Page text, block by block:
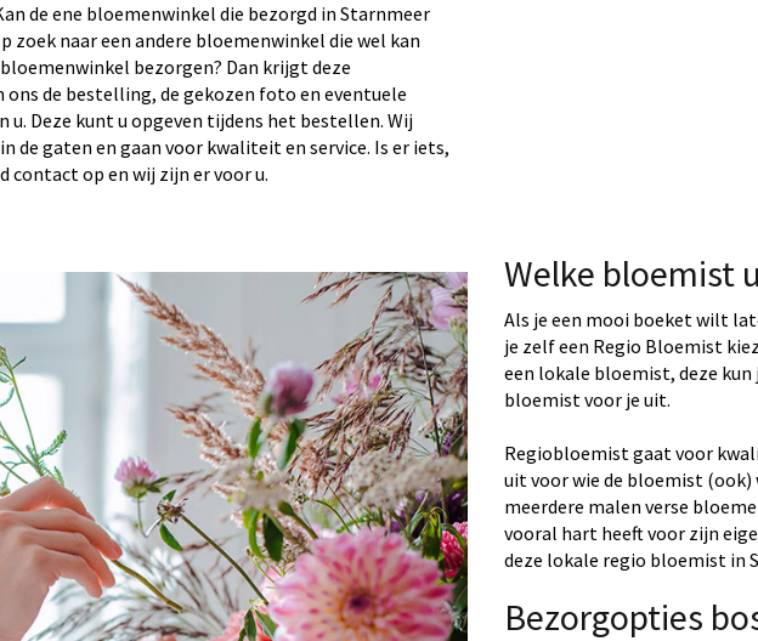
de ene bloemenwinkel die bezorgd in Starnmeer
zoek naar een andere bloemenwinkel die wel kan
bezorgen? Dan krijgt deze
ons de bestelling, de gekozen foto en eventuele
u. Deze kunt u opgeven tijdens het bestellen. Wij
de gaten en gaan voor kwaliteit en service. Is er iets,
contact op en wij zijn er voor u.
Welke bloemist
Als je een mooi boeket wilt
je zelf een Regio Bloemist
een lokale bloemist, deze
bloemist voor je uit.
Regiobloemist gaat voor
uit voor wie de bloemist
meerdere malen verse
vooral hart heeft voor zijn
deze lokale regio bloemist in
Bezorgopties